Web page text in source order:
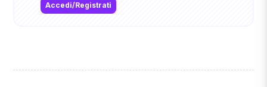
Accedi/Registrati